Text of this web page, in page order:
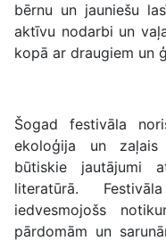
bērnu un jauniešu
aktīvu nodarbi un
kopā ar draugiem un
Šogad festivāla
ekoloģija un
būtiskie jautājumi
literatūrā.
iedvesmojošs
pārdomām un